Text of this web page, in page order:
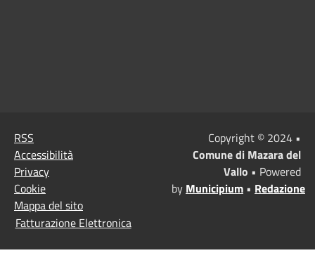
RSS
Accessibilità
Privacy
Cookie
Mappa del sito
Fatturazione Elettronica
Copyright © 2024 •
Comune di Mazara del
Vallo • Powered
by Municipium • Redazione